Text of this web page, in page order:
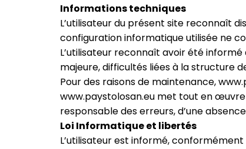
Informations techniques
L’utilisateur du présent site reconnaît
configuration informatique utilisée ne
L’utilisateur reconnaît avoir été
majeure, difficultés liées à la structure
Pour des raisons de maintenance,
www.paystolosan.eu met tout en
responsable des erreurs, d’une
Loi Informatique et libertés
L’utilisateur est informé,